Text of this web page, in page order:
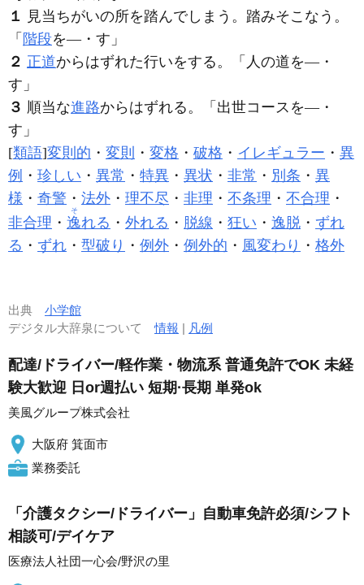
１ 見当ちがいの所を踏んでしまう。踏みそこなう。
「 階段を―・す」
２ 正道からはずれた行いをする。「人の道を―・
す」
３ 順当な進路からはずれる。「出世コースを―・
す」
[類語]変則的 ・ 変則 ・ 変格 ・ 破格 ・ イレギュラー ・ 異
例 ・ 珍しい ・ 異常 ・ 特異 ・ 異状 ・ 非常 ・ 別条 ・ 異
様 ・ 奇警 ・ 法外 ・ 理不尽 ・ 非理 ・ 不条理 ・ 不合理 ・
非合理 ・ 逸
そ
れる ・ 外れる ・ 脱線 ・ 狂い ・ 逸脱 ・ ずれ
る ・ ずれ ・ 型破り ・ 例外 ・ 例外的 ・ 風変わり ・ 格外
出典 小学館
デジタル大辞泉について情報 | 凡例
配達/ドライバー/軽作業・物流系 普通免許でOK 未経
験大歓迎 日or週払い 短期·長期 単発ok
美風グループ株式会社
大阪府 箕面市
業務委託
「介護タクシー/ドライバー」自動車免許必須/シフト
相談可/デイケア
医療法人社団一心会/野沢の里